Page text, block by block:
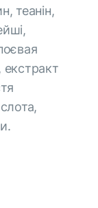
теанін,
екстракт